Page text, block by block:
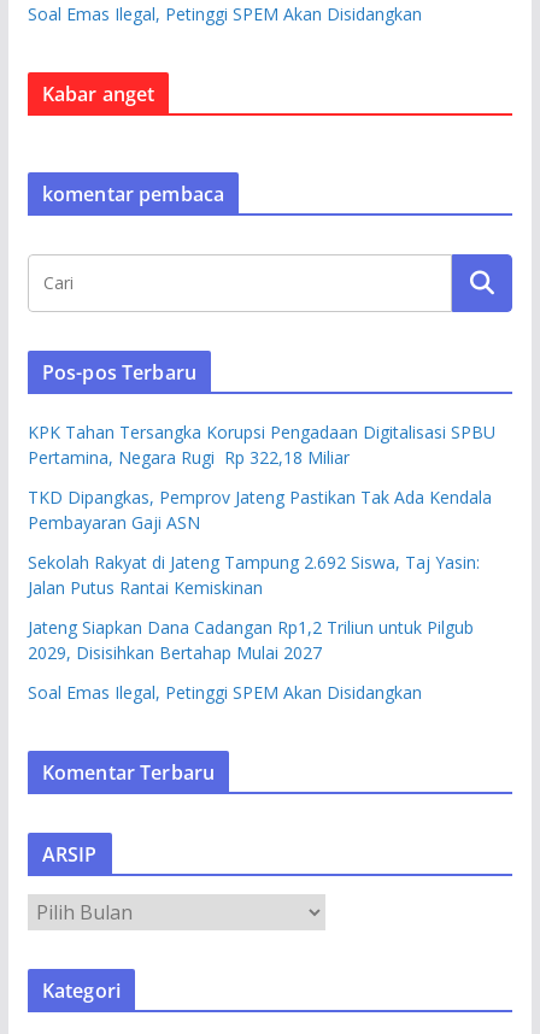
Soal Emas Ilegal, Petinggi SPEM Akan Disidangkan
Kabar anget
komentar pembaca
Pos-pos Terbaru
KPK Tahan Tersangka Korupsi Pengadaan Digitalisasi SPBU
Pertamina, Negara Rugi Rp 322,18 Miliar
TKD Dipangkas, Pemprov Jateng Pastikan Tak Ada Kendala
Pembayaran Gaji ASN
Sekolah Rakyat di Jateng Tampung 2.692 Siswa, Taj Yasin:
Jalan Putus Rantai Kemiskinan
Jateng Siapkan Dana Cadangan Rp1,2 Triliun untuk Pilgub
2029, Disisihkan Bertahap Mulai 2027
Soal Emas Ilegal, Petinggi SPEM Akan Disidangkan
Komentar Terbaru
ARSIP
R
S
Kategori